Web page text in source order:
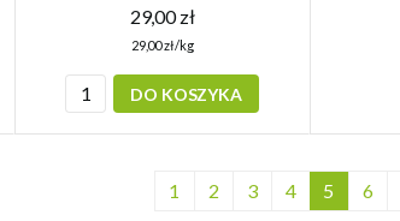
29,00 zł
29,00 zł/kg
DO KOSZYKA
1 2 3 4 5 6